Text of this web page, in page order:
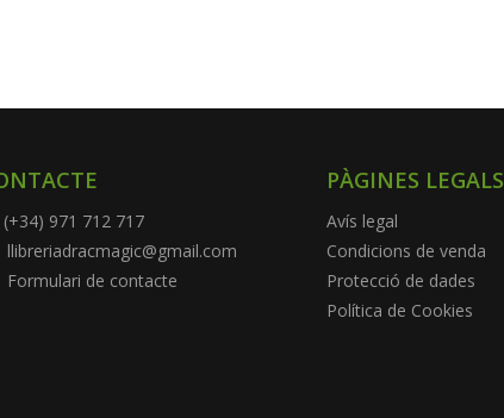
(+34) 971 712 717
llibreriadracmagic@gmail.com
Formulari de contacte
PÀGINES LEGALS
Avís legal
Condicions de venda
Protecció de dades
Política de Cookies